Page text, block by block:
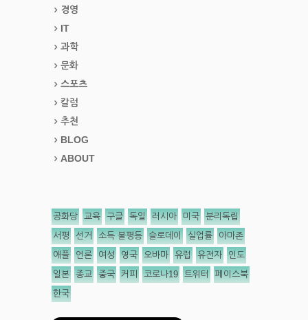
경영
IT
과학
문화
스포츠
칼럼
추천
BLOG
ABOUT
공화당 교육 구글 독일 러시아 미국 분리독립
서평 선거 소득 불평등 슬로데이 실업률 아마존
애플 언론 여성 영국 오바마 유럽 유전자 인도
일본 종교 중국 커피 코로나19 트위터 페이스북
한국